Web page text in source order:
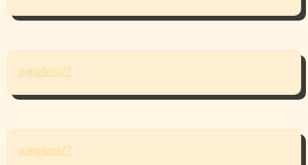
panglima77
panglima77